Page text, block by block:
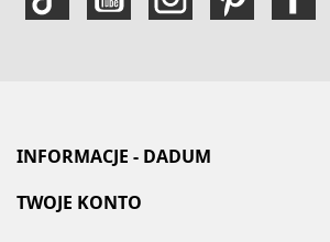
INFORMACJE - DADUM
TWOJE KONTO